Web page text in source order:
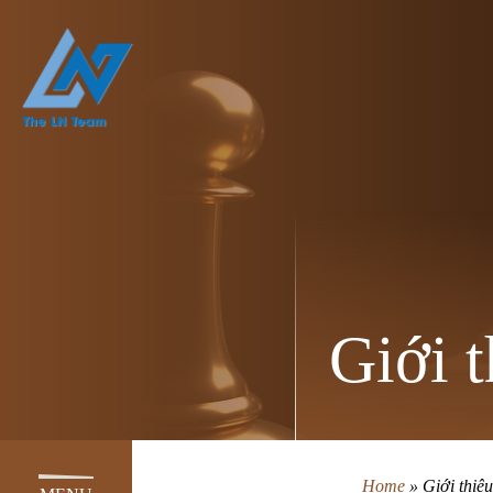
Giới
Home» Giới thiệu